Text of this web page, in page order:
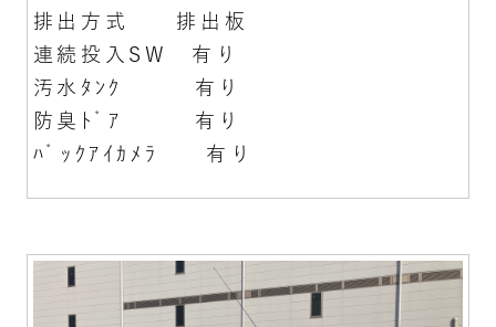
排出方式 排出板
連続投入SW 有り
汚水ﾀﾝｸ 有り
防臭ﾄﾞｱ 有り
ﾊﾞｯｸｱｲｶﾒﾗ 有り